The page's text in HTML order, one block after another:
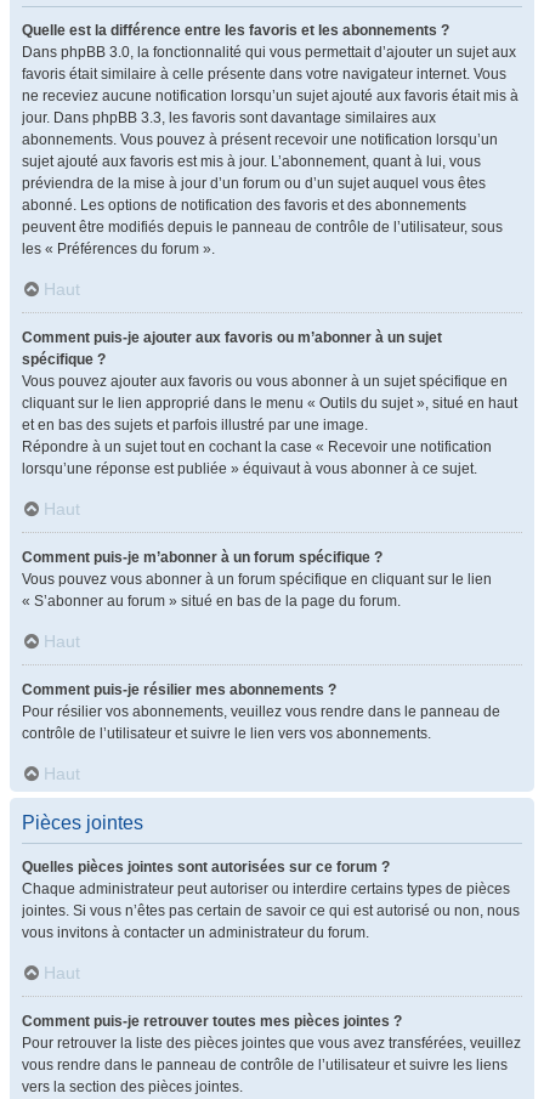
Quelle est la différence entre les favoris et les abonnements ?
Dans phpBB 3.0, la fonctionnalité qui vous permettait d’ajouter un sujet aux
favoris était similaire à celle présente dans votre navigateur internet. Vous
ne receviez aucune notification lorsqu’un sujet ajouté aux favoris était mis à
jour. Dans phpBB 3.3, les favoris sont davantage similaires aux
abonnements. Vous pouvez à présent recevoir une notification lorsqu’un
sujet ajouté aux favoris est mis à jour. L’abonnement, quant à lui, vous
préviendra de la mise à jour d’un forum ou d’un sujet auquel vous êtes
abonné. Les options de notification des favoris et des abonnements
peuvent être modifiés depuis le panneau de contrôle de l’utilisateur, sous
les « Préférences du forum ».
Haut
Comment puis-je ajouter aux favoris ou m’abonner à un sujet
spécifique ?
Vous pouvez ajouter aux favoris ou vous abonner à un sujet spécifique en
cliquant sur le lien approprié dans le menu « Outils du sujet », situé en haut
et en bas des sujets et parfois illustré par une image.
Répondre à un sujet tout en cochant la case « Recevoir une notification
lorsqu’une réponse est publiée » équivaut à vous abonner à ce sujet.
Haut
Comment puis-je m’abonner à un forum spécifique ?
Vous pouvez vous abonner à un forum spécifique en cliquant sur le lien
« S’abonner au forum » situé en bas de la page du forum.
Haut
Comment puis-je résilier mes abonnements ?
Pour résilier vos abonnements, veuillez vous rendre dans le panneau de
contrôle de l’utilisateur et suivre le lien vers vos abonnements.
Haut
Pièces jointes
Quelles pièces jointes sont autorisées sur ce forum ?
Chaque administrateur peut autoriser ou interdire certains types de pièces
jointes. Si vous n’êtes pas certain de savoir ce qui est autorisé ou non, nous
vous invitons à contacter un administrateur du forum.
Haut
Comment puis-je retrouver toutes mes pièces jointes ?
Pour retrouver la liste des pièces jointes que vous avez transférées, veuillez
vous rendre dans le panneau de contrôle de l’utilisateur et suivre les liens
vers la section des pièces jointes.